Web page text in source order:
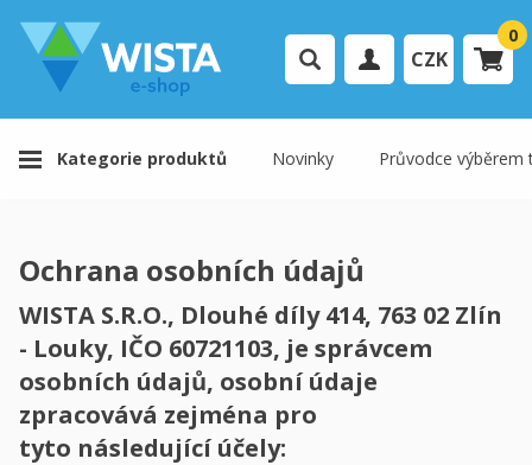
Registrace uživatele
CZK
0
K pokladně
Kategorie produktů Novinky Průvodce výběrem
Ochrana osobních údajů
WISTA S.R.O., Dlouhé díly 414, 763 02 Zlín
- Louky, IČO 60721103, je správcem
osobních údajů, osobní údaje
zpracovává zejména pro
tyto následující účely: